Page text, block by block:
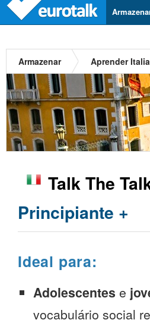
Armazenar Aprender
Talk The
Principiante +
Ideal para:
Adolescentes e
vocabulário social